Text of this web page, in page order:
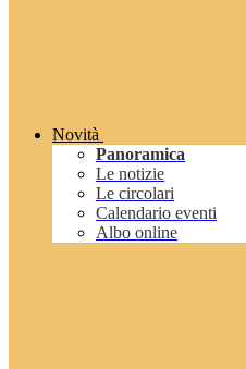
Novità
Panoramica
Le notizie
Le circolari
Calendario eventi
Albo online